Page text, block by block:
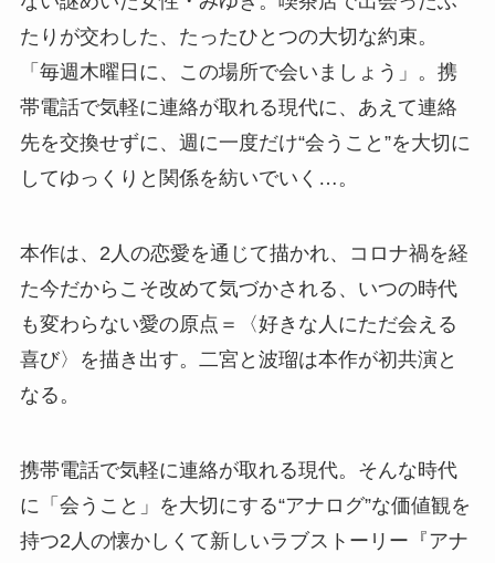
たりが交わした、たったひとつの大切な約束。
「毎週木曜日に、この場所で会いましょう」。携
帯電話で気軽に連絡が取れる現代に、あえて連絡
先を交換せずに、週に一度だけ“会うこと”を大切に
してゆっくりと関係を紡いでいく…。
本作は、2人の恋愛を通じて描かれ、コロナ禍を経
た今だからこそ改めて気づかされる、いつの時代
も変わらない愛の原点＝〈好きな人にただ会える
喜び〉を描き出す。二宮と波瑠は本作が初共演と
なる。
携帯電話で気軽に連絡が取れる現代。そんな時代
に「会うこと」を大切にする“アナログ”な価値観を
持つ2人の懐かしくて新しいラブストーリー『アナ